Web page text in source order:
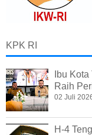
KPK RI
Ibu
Raih
02 Juli
H-4